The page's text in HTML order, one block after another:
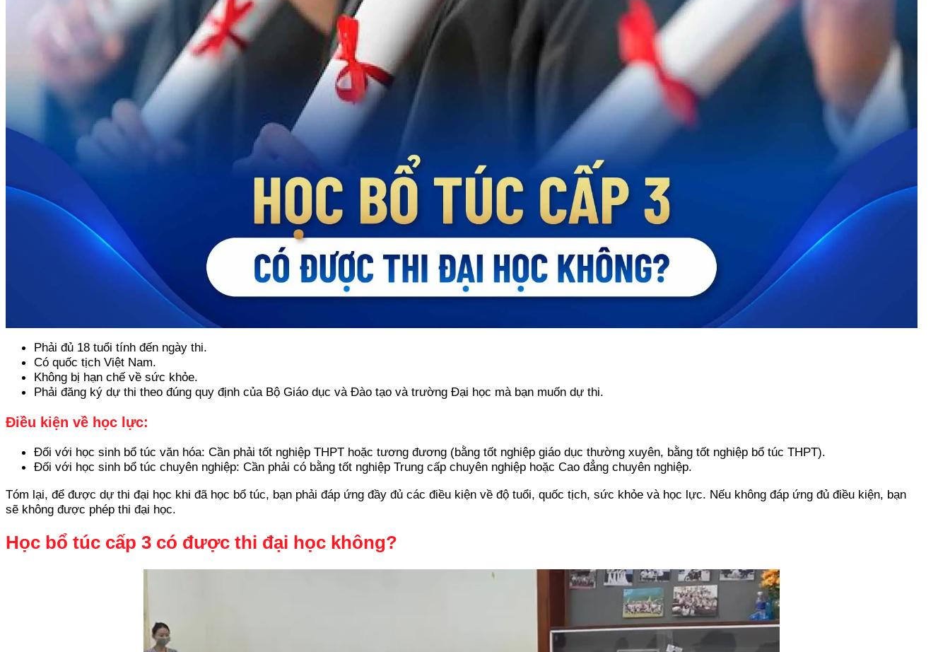
Phải đủ 18 tuổi tính đến ngày thi.
Có quốc tịch Việt Nam.
Không bị hạn chế về sức khỏe.
Phải đăng ký dự thi theo đúng quy định của Bộ Giáo dục và Đào tạo và trường Đại học mà bạn muốn dự thi.
Điều kiện về học lực:
Đối với học sinh bổ túc văn hóa: Cần phải tốt nghiệp THPT hoặc tương đương (bằng tốt nghiệp giáo dục thường xuyên, bằng tốt nghiệp bổ túc THPT).
Đối với học sinh bổ túc chuyên nghiệp: Cần phải có bằng tốt nghiệp Trung cấp chuyên nghiệp hoặc Cao đẳng chuyên nghiệp.
Tóm lại, để được dự thi đại học khi đã học bổ túc, bạn phải đáp ứng đầy đủ các điều kiện về độ tuổi, quốc tịch, sức khỏe và học lực. Nếu không đáp ứng đủ điều kiện, bạn
sẽ không được phép thi đại học.
Học bổ túc cấp 3 có được thi đại học không?